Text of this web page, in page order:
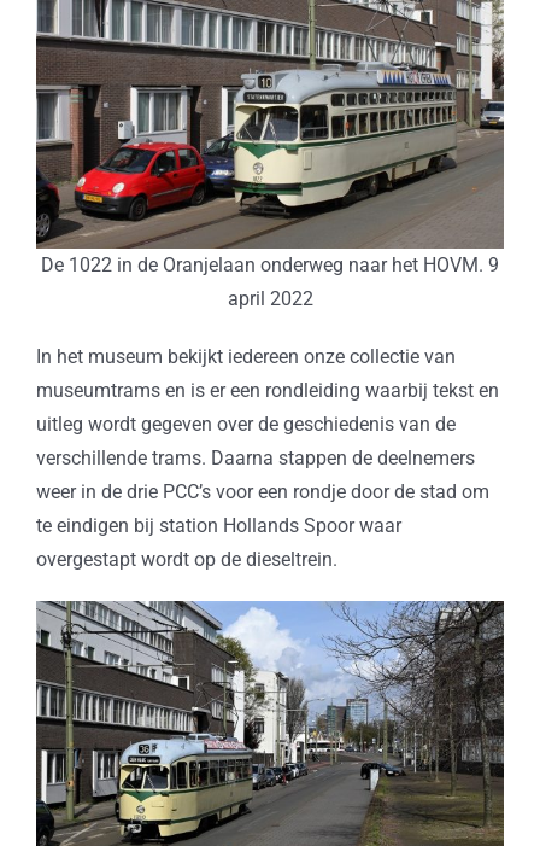
De 1022 in de Oranjelaan onderweg naar het HOVM. 9
april 2022
In het museum bekijkt iedereen onze collectie van
museumtrams en is er een rondleiding waarbij tekst en
uitleg wordt gegeven over de geschiedenis van de
verschillende trams. Daarna stappen de deelnemers
weer in de drie PCC’s voor een rondje door de stad om
te eindigen bij station Hollands Spoor waar
overgestapt wordt op de dieseltrein.